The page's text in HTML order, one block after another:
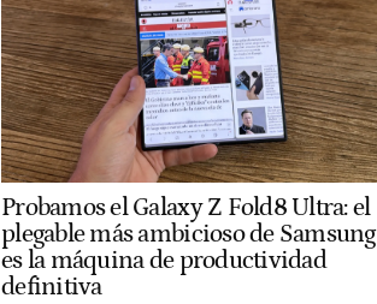
Probamos el Galaxy Z Fold8 Ultra: el
plegable más ambicioso de Samsung
es la máquina de productividad
definitiva